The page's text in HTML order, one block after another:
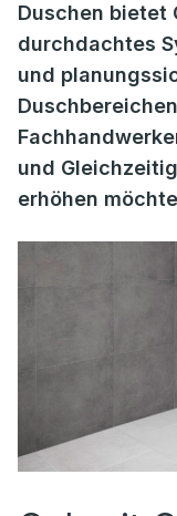
Duschen bietet
durchdachtes
und
und
erhöhen